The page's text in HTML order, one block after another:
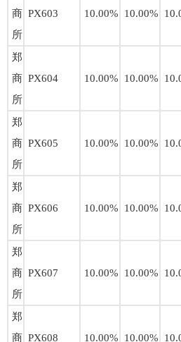
商
所
PX603 10.00% 10.00%
郑
商
所
PX604 10.00% 10.00%
郑
商
所
PX605 10.00% 10.00%
郑
商
所
PX606 10.00% 10.00%
郑
商
所
PX607 10.00% 10.00%
郑
商 PX608 10.00% 10.00%